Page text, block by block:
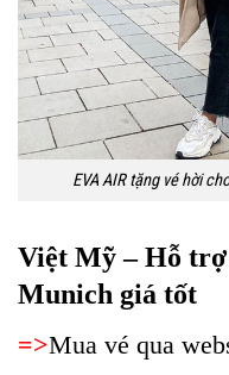
EVA AIR tặng vé hời
Việt Mỹ – Hỗ
Munich giá tốt
=>Mua vé qua